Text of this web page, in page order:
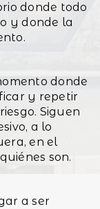
donde todo
y donde la
donde
y repetir
Siguen
a lo
en el
son.
a ser